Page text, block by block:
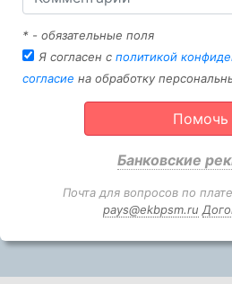
* - обязательные поля
Я согласен с политикой
согласие на обработку
Помочь
Банковские
Почта для вопросов по
pays@ekbpsm.ru